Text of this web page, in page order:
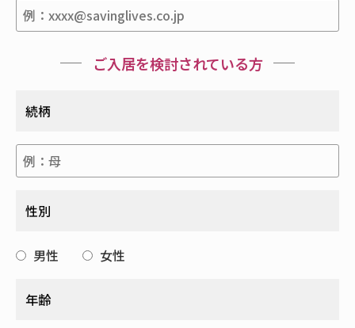
ご入居を検討されている方
続柄
性別
男性 女性
年齢